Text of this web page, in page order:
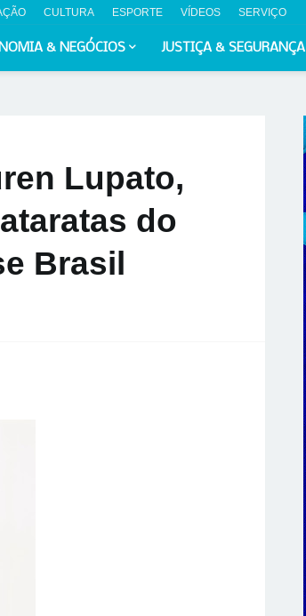
CULTURA ESPORTE VÍDEOS SERVIÇO
& NEGÓCIOS JUSTIÇA & SEGURANÇA
Lupato,
do
Brasil